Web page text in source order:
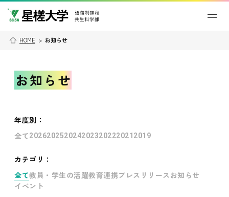
HOME > お知らせ
お知らせ
年度別 ：
全て202620252024202320222021 2019
カテゴリ：
全て教員・学生の活躍教育連携プレスリリース お知らせ
イベント